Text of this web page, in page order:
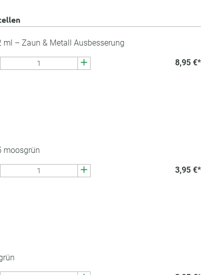
– Zaun & Metall Ausbesserung
8,95 €*
moosgrün
3,95 €*